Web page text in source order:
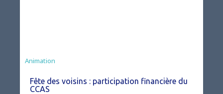
Animation
Fête des voisins : participation financière du
CCAS